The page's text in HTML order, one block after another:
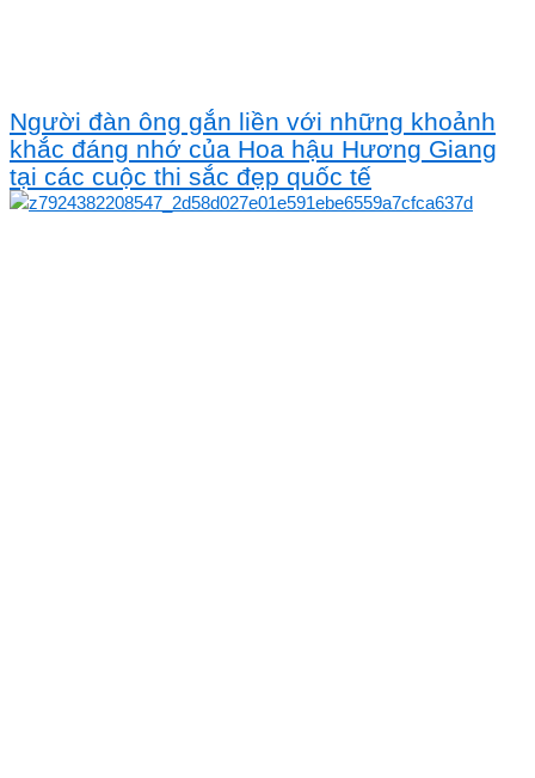
Người đàn ông gắn liền với những khoảnh
khắc đáng nhớ của Hoa hậu Hương Giang
tại các cuộc thi sắc đẹp quốc tế